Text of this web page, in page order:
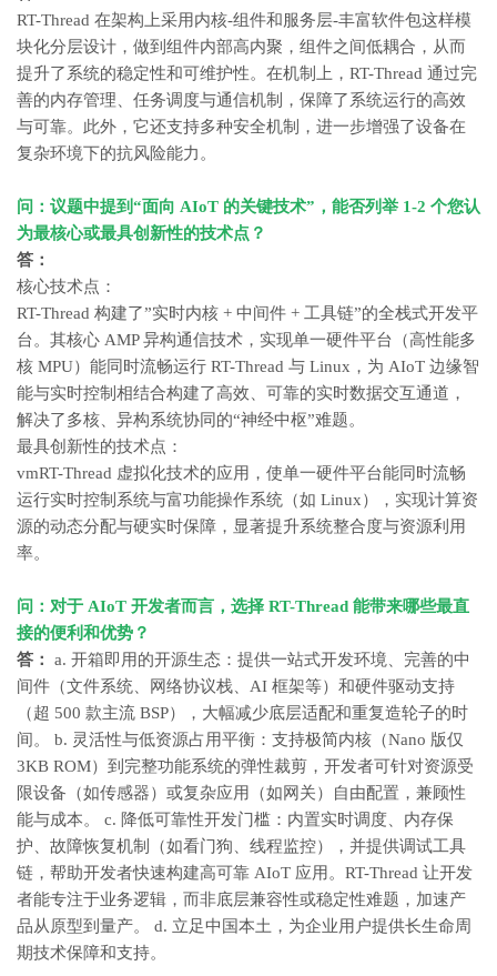
RT-Thread 在架构上采用内核-组件和服务层-丰富软件包这样模
块化分层设计，做到组件内部高内聚，组件之间低耦合，从而
提升了系统的稳定性和可维护性。在机制上，RT-Thread 通过完
善的内存管理、任务调度与通信机制，保障了系统运行的高效
与可靠。此外，它还支持多种安全机制，进一步增强了设备在
复杂环境下的抗风险能力。
问：议题中提到“面向 AIoT 的关键技术”，能否列举 1-2 个您认
为最核心或最具创新性的技术点？
答：
核心技术点：
RT-Thread 构建了”实时内核 + 中间件 + 工具链”的全栈式开发平
台。其核心 AMP 异构通信技术，实现单一硬件平台（高性能多
核 MPU）能同时流畅运行 RT-Thread 与 Linux，为 AIoT 边缘智
能与实时控制相结合构建了高效、可靠的实时数据交互通道，
解决了多核、异构系统协同的“神经中枢”难题。
最具创新性的技术点：
vmRT-Thread 虚拟化技术的应用，使单一硬件平台能同时流畅
运行实时控制系统与富功能操作系统（如 Linux），实现计算资
源的动态分配与硬实时保障，显著提升系统整合度与资源利用
率。
问：对于 AIoT 开发者而言，选择 RT-Thread 能带来哪些最直
接的便利和优势？
答：
a. 开箱即用的开源生态：提供一站式开发环境、完善的中
间件（文件系统、网络协议栈、AI 框架等）和硬件驱动支持
（超 500 款主流 BSP），大幅减少底层适配和重复造轮子的时
间。 b. 灵活性与低资源占用平衡：支持极简内核（Nano 版仅
3KB ROM）到完整功能系统的弹性裁剪，开发者可针对资源受
限设备（如传感器）或复杂应用（如网关）自由配置，兼顾性
能与成本。 c. 降低可靠性开发门槛：内置实时调度、内存保
护、故障恢复机制（如看门狗、线程监控），并提供调试工具
链，帮助开发者快速构建高可靠 AIoT 应用。RT-Thread 让开发
者能专注于业务逻辑，而非底层兼容性或稳定性难题，加速产
品从原型到量产。 d. 立足中国本土，为企业用户提供长生命周
期技术保障和支持。